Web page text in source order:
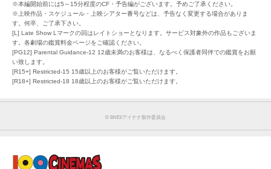
※本編開始前には5～15分程度のCF・予告編がございます。予めご了承ください。
※上映作品・スケジュール・上映シアター番号などは、予告なく変更する場合がありま
す。何卒、ご了承下さい。
[L] Late Show Lマークの回はレイトショーとなります。サービス対象外の作品もございま
す。各劇場の鑑賞料金ページをご確認ください。
[PG12] Parental Guidance-12 12歳未満のお客様は、なるべく保護者同伴での鑑賞をお願
い致します。
[R15+] Restricted-15 15歳以上のお客様がご覧いただけます。
[R18+] Restricted-18 18歳以上のお客様がご覧いただけます。
©︎ BNEI/アイナナ製作委員会